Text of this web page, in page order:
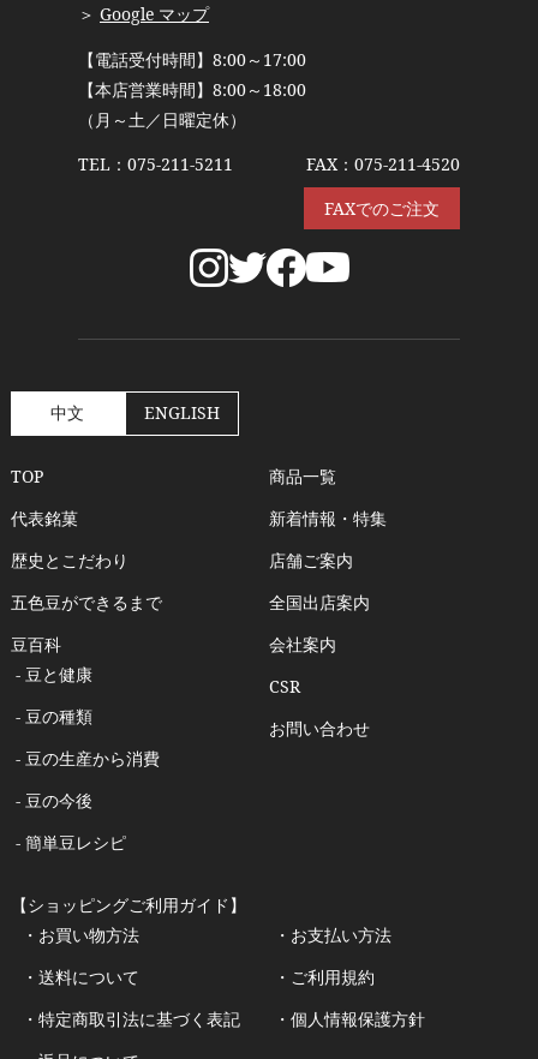
＞ Google マップ
【電話受付時間】8:00～17:00
【本店営業時間】8:00～18:00
（月～土／日曜定休）
TEL： 075-211-5211
FAX：075-211-4520
FAXでのご注文
中文 ENGLISH
TOP
代表銘菓
歴史とこだわり
五色豆ができるまで
豆百科
- 豆と健康
- 豆の種類
- 豆の生産から消費
- 豆の今後
- 簡単豆レシピ
商品一覧
新着情報・特集
店舗ご案内
全国出店案内
会社案内
CSR
お問い合わせ
【ショッピングご利用ガイド】
・お買い物方法
・お支払い方法
・送料について
・ご利用規約
・特定商取引法に基づく表記
・個人情報保護方針